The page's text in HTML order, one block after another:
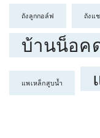
ถังลูกกอล์ฟ ถังแ
บ้านน็อค
แพเหล็กสูบน้ำ